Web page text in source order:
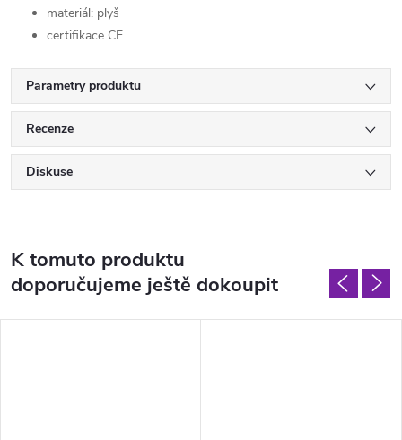
materiál: plyš
certifikace CE
Parametry produktu
Recenze
Diskuse
K tomuto produktu
doporučujeme ještě dokoupit